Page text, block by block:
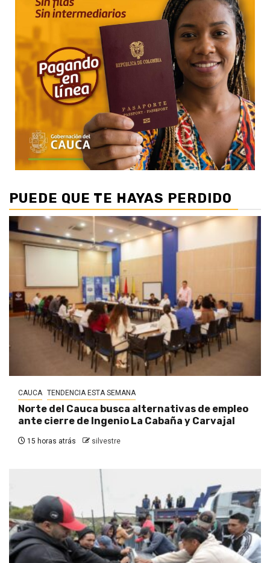
PUEDE QUE TE HAYAS PERDIDO
CAUCA TENDENCIA ESTA SEMANA
Norte del Cauca busca alternativas de empleo
ante cierre de Ingenio La Cabaña y Carvajal
15 horas atrás silvestre